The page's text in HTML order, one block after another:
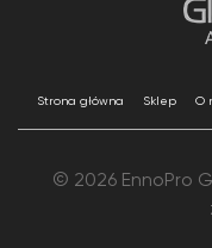
Strona główna Sklep O
© 2026 EnnoPro